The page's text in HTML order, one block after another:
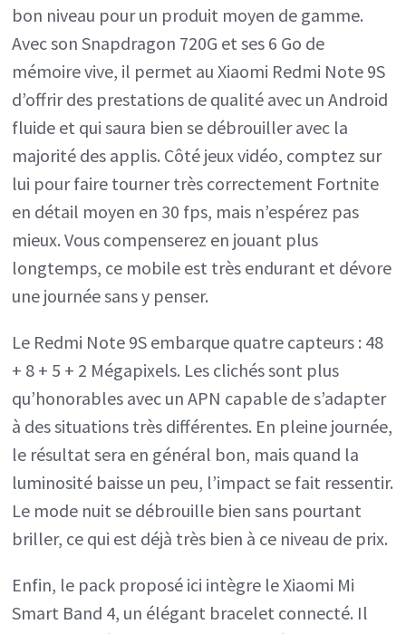
bon niveau pour un produit moyen de gamme.
Avec son Snapdragon 720G et ses 6 Go de
mémoire vive, il permet au Xiaomi Redmi Note 9S
d’offrir des prestations de qualité avec un Android
fluide et qui saura bien se débrouiller avec la
majorité des applis. Côté jeux vidéo, comptez sur
lui pour faire tourner très correctement Fortnite
en détail moyen en 30 fps, mais n’espérez pas
mieux. Vous compenserez en jouant plus
longtemps, ce mobile est très endurant et dévore
une journée sans y penser.
Le Redmi Note 9S embarque quatre capteurs : 48
+ 8 + 5 + 2 Mégapixels. Les clichés sont plus
qu’honorables avec un APN capable de s’adapter
à des situations très différentes. En pleine journée,
le résultat sera en général bon, mais quand la
luminosité baisse un peu, l’impact se fait ressentir.
Le mode nuit se débrouille bien sans pourtant
briller, ce qui est déjà très bien à ce niveau de prix.
Enfin, le pack proposé ici intègre le Xiaomi Mi
Smart Band 4, un élégant bracelet connecté. Il